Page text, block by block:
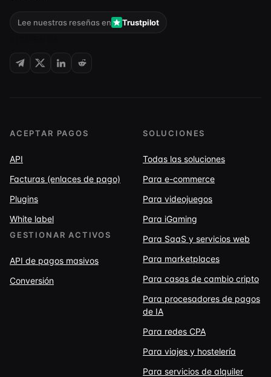
Lee nuestras reseñas en
Trustpilot
ACEPTAR PAGOS
API
Facturas (enlaces de pago)
Plugins
White label
GESTIONAR ACTIVOS
API de pagos masivos
Conversión
SOLUCIONES
Todas las soluciones
Para e-commerce
Para videojuegos
Para iGaming
Para SaaS y servicios web
Para marketplaces
Para casas de cambio cripto
Para procesadores de pagos
de IA
Para redes CPA
Para viajes y hostelería
Para servicios de alquiler